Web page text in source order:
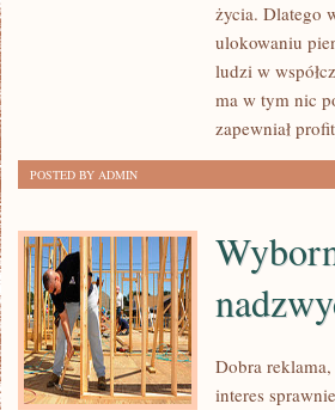
życia. Dlatego
ulokowaniu
ludzi w
ma w tym nic
zapewniał
POSTED BY ADMIN
Dobra
interes